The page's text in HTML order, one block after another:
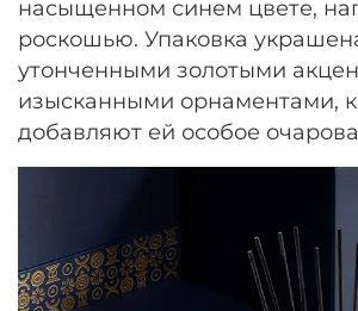
насыщенном синем цвете,
роскошью. Упаковка
утонченными золотыми
изысканными орнаментами,
добавляют ей особое